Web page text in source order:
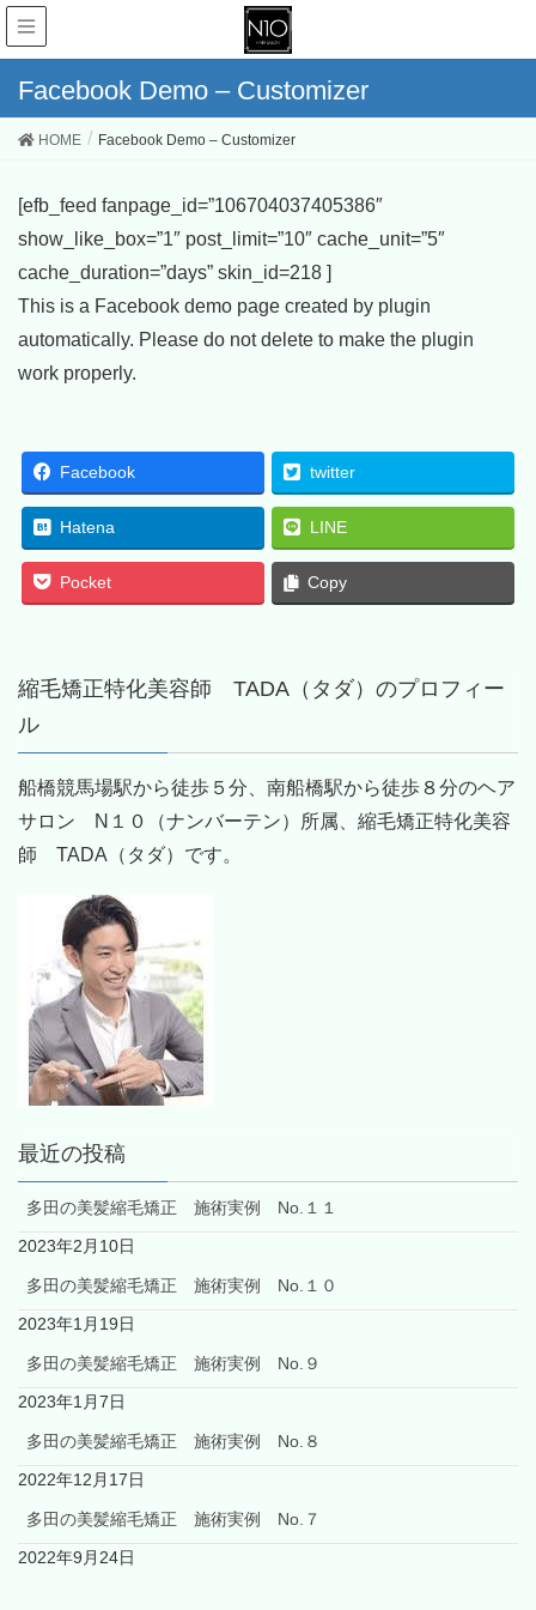
Facebook Demo – Customizer
HOME Facebook Demo – Customizer
[efb_feed fanpage_id=”106704037405386″
show_like_box=”1″ post_limit=”10″ cache_unit=”5″
cache_duration=”days” skin_id=218 ]
This is a Facebook demo page created by plugin
automatically. Please do not delete to make the plugin
work properly.
Facebook twitter
Hatena LINE
Pocket Copy
縮毛矯正特化美容師 TADA（タダ）のプロフィー
ル
船橋競馬場駅から徒歩５分、南船橋駅から徒歩８分のヘア
サロン N１０（ナンバーテン）所属、縮毛矯正特化美容
師 TADA（タダ）です。
最近の投稿
多田の美髪縮毛矯正 施術実例 No.１１
2023年2月10日
多田の美髪縮毛矯正 施術実例 No.１０
2023年1月19日
多田の美髪縮毛矯正 施術実例 No.９
2023年1月7日
多田の美髪縮毛矯正 施術実例 No.８
2022年12月17日
多田の美髪縮毛矯正 施術実例 No.７
2022年9月24日